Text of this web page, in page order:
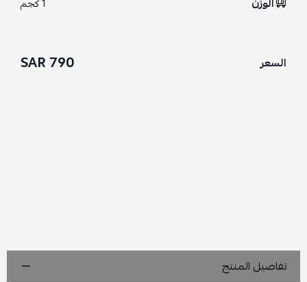
السعر 790 SAR
تفاصيل المنتج